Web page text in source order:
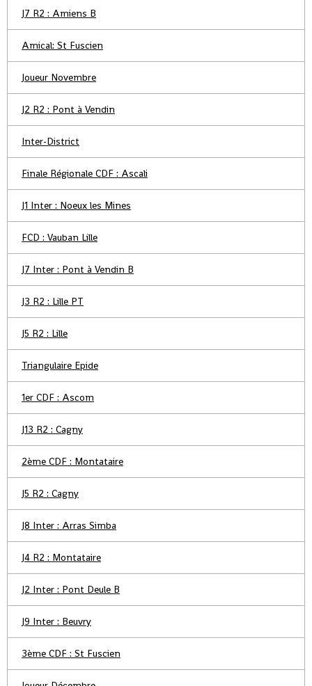
J7 R2 : Amiens B
Amical: St Fuscien
Joueur Novembre
J2 R2 : Pont à Vendin
Inter-District
Finale Régionale CDF : Ascali
J1 Inter : Noeux les Mines
FCD : Vauban Lille
J7 Inter : Pont à Vendin B
J3 R2 : Lille PT
J5 R2 : Lille
Triangulaire Epide
1er CDF : Ascom
J13 R2 : Cagny
2ème CDF : Montataire
J5 R2 : Cagny
J8 Inter : Arras Simba
J4 R2 : Montataire
J2 Inter : Pont Deule B
J9 Inter : Beuvry
3ème CDF : St Fuscien